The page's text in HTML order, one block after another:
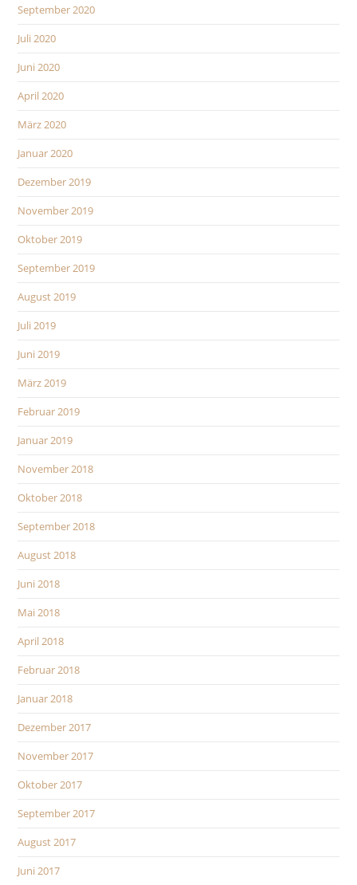
September 2020
Juli 2020
Juni 2020
April 2020
März 2020
Januar 2020
Dezember 2019
November 2019
Oktober 2019
September 2019
August 2019
Juli 2019
Juni 2019
März 2019
Februar 2019
Januar 2019
November 2018
Oktober 2018
September 2018
August 2018
Juni 2018
Mai 2018
April 2018
Februar 2018
Januar 2018
Dezember 2017
November 2017
Oktober 2017
September 2017
August 2017
Juni 2017